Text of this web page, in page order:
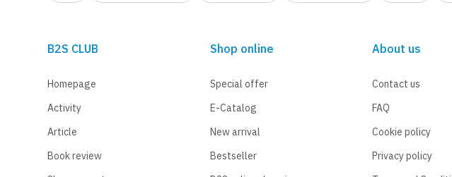
B2S CLUB
Homepage
Activity
Article
Book review
Shop online
Special offer
E-Catalog
New arrival
Bestseller
About us
Contact us
FAQ
Cookie policy
Privacy policy